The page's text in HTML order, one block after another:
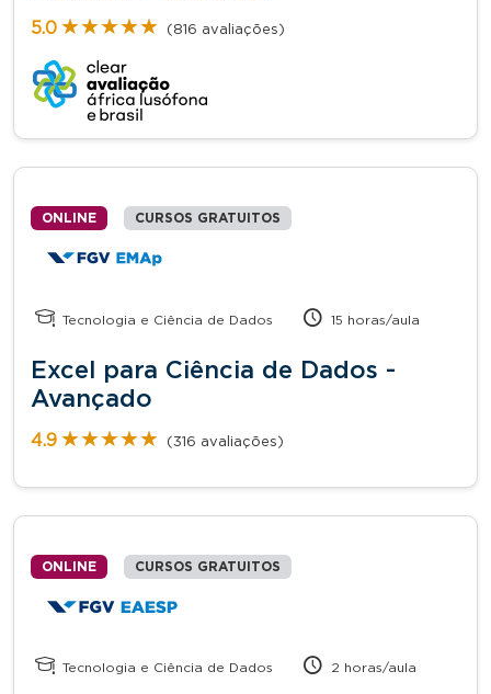
5.0 ★★★★★
★★★★★ (816 avaliações)
ONLINE CURSOS GRATUITOS
Tecnologia e Ciência de Dados 15 horas/aula
Excel para Ciência de Dados -
Avançado
4.9 ★★★★★
★★★★★ (316 avaliações)
ONLINE CURSOS GRATUITOS
Tecnologia e Ciência de Dados 2 horas/aula